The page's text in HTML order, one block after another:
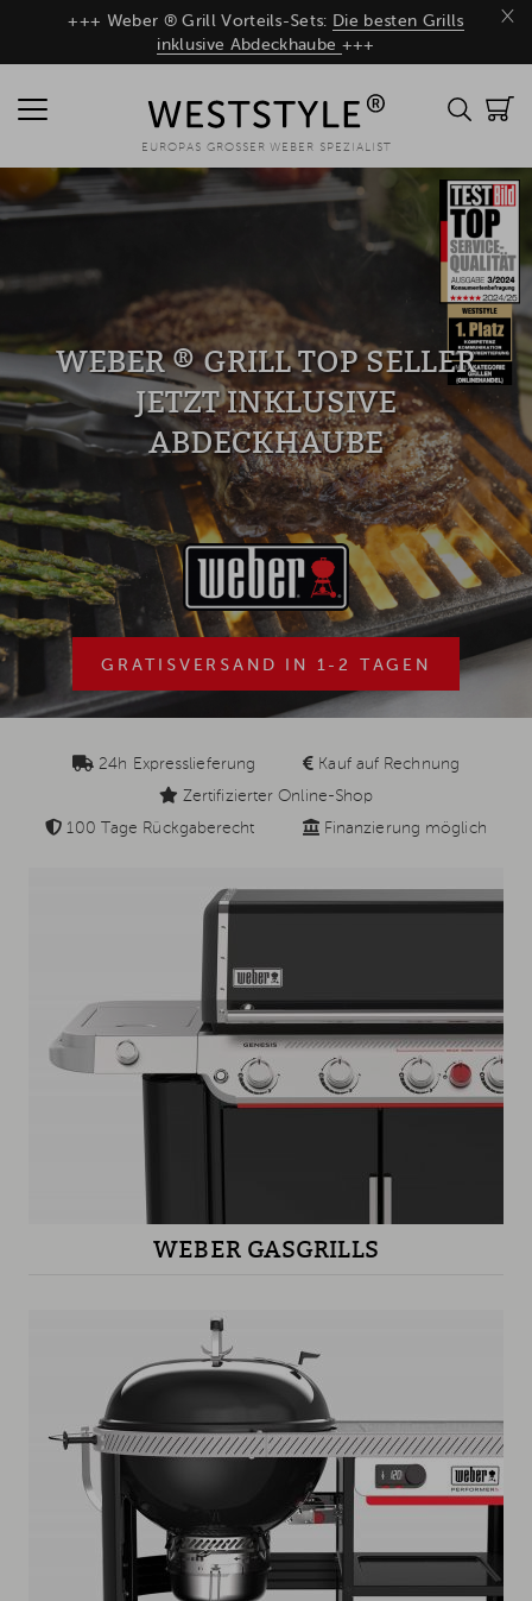
×
+++ Weber ® Grill Vorteils-Sets: Die besten Grills
inklusive Abdeckhaube +++
EUROPAS GROSSER WEBER SPEZIALIST
WEBER ® GRILL TOP SELLER
JETZT INKLUSIVE
ABDECKHAUBE
GRATISVERSAND IN 1-2 TAGEN
24h Expresslieferung
Kauf auf Rechnung
Zertifizierter Online-Shop
100 Tage Rückgaberecht
Finanzierung möglich
WEBER GASGRILLS